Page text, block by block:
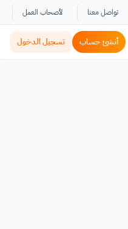
تواصل معنا لأصحاب العمل
أنشئ حساب تسجيل الدخول